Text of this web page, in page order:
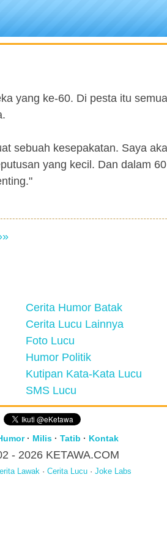
yang ke-60. Di pesta itu
sebuah kesepakatan. Saya
yang kecil. Dan dalam
Cerita Humor Batak
Cerita Lucu Lainnya
Foto Lucu
Humor Politik
Kutipan Kata-Kata Lucu
SMS Lucu
· Milis · Tatib · Kontak
- 2026 KETAWA.COM
Lawak · Cerita Lucu · Joke Labs